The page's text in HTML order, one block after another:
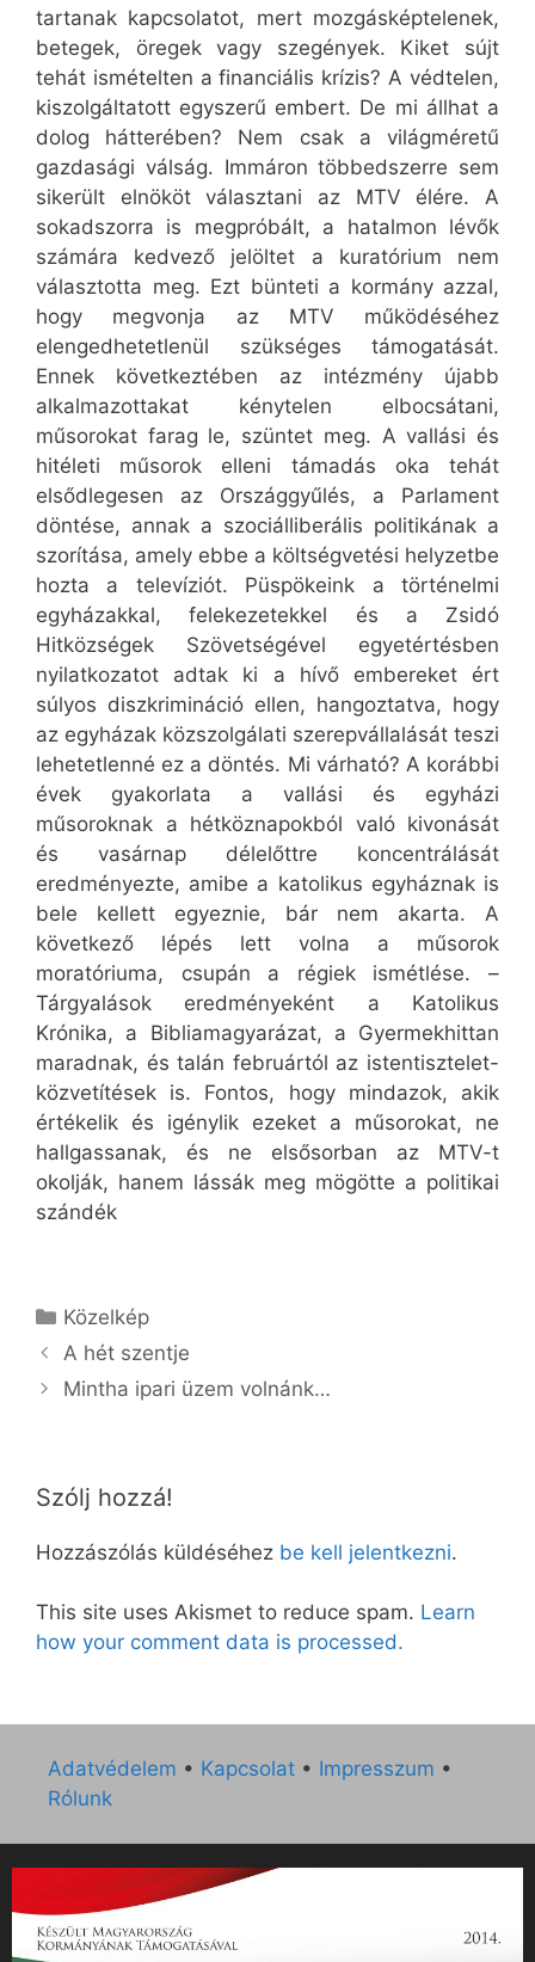
tartanak kapcsolatot, mert mozgásképtelenek,
betegek, öregek vagy szegények. Kiket sújt
tehát ismételten a financiális krízis? A védtelen,
kiszolgáltatott egyszerű embert. De mi állhat a
dolog hátterében? Nem csak a világméretű
gazdasági válság. Immáron többedszerre sem
sikerült elnököt választani az MTV élére. A
sokadszorra is megpróbált, a hatalmon lévők
számára kedvező jelöltet a kuratórium nem
választotta meg. Ezt bünteti a kormány azzal,
hogy megvonja az MTV működéséhez
elengedhetetlenül szükséges támogatását.
Ennek következtében az intézmény újabb
alkalmazottakat kénytelen elbocsátani,
műsorokat farag le, szüntet meg. A vallási és
hitéleti műsorok elleni támadás oka tehát
elsődlegesen az Országgyűlés, a Parlament
döntése, annak a szociálliberális politikának a
szorítása, amely ebbe a költségvetési helyzetbe
hozta a televíziót. Püspökeink a történelmi
egyházakkal, felekezetekkel és a Zsidó
Hitközségek Szövetségével egyetértésben
nyilatkozatot adtak ki a hívő embereket ért
súlyos diszkrimináció ellen, hangoztatva, hogy
az egyházak közszolgálati szerepvállalását teszi
lehetetlenné ez a döntés. Mi várható? A korábbi
évek gyakorlata a vallási és egyházi
műsoroknak a hétköznapokból való kivonását
és vasárnap délelőttre koncentrálását
eredményezte, amibe a katolikus egyháznak is
bele kellett egyeznie, bár nem akarta. A
következő lépés lett volna a műsorok
moratóriuma, csupán a régiek ismétlése. –
Tárgyalások eredményeként a Katolikus
Krónika, a Bibliamagyarázat, a Gyermekhittan
maradnak, és talán februártól az istentisztelet-
közvetítések is. Fontos, hogy mindazok, akik
értékelik és igénylik ezeket a műsorokat, ne
hallgassanak, és ne elsősorban az MTV-t
okolják, hanem lássák meg mögötte a politikai
szándék
Kategória
Közelkép
A hét szentje
Mintha ipari üzem volnánk…
Szólj hozzá!
Hozzászólás küldéséhez be kell jelentkezni.
This site uses Akismet to reduce spam. Learn
how your comment data is processed.
Adatvédelem • Kapcsolat • Impresszum •
Rólunk